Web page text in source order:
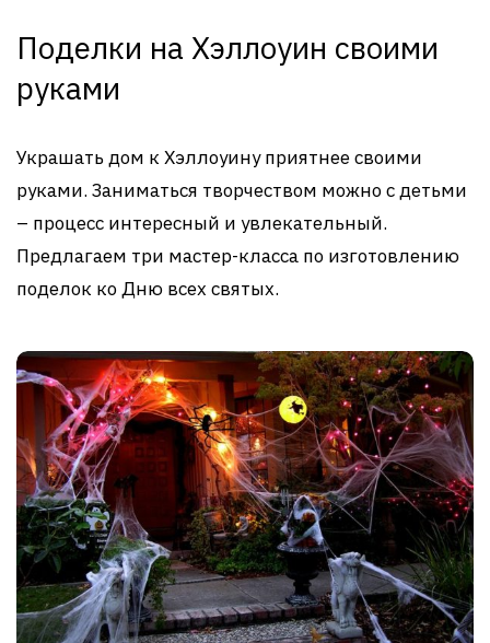
Поделки на Хэллоуин своими
руками
Украшать дом к Хэллоуину приятнее своими
руками. Заниматься творчеством можно с детьми
– процесс интересный и увлекательный.
Предлагаем три мастер-класса по изготовлению
поделок ко Дню всех святых.